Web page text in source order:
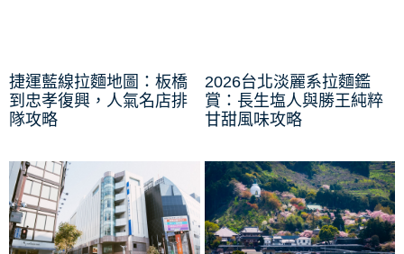
捷運藍線拉麵地圖：板橋
到忠孝復興，人氣名店排
隊攻略
2026台北淡麗系拉麵鑑
賞：長生塩人與勝王純粹
甘甜風味攻略